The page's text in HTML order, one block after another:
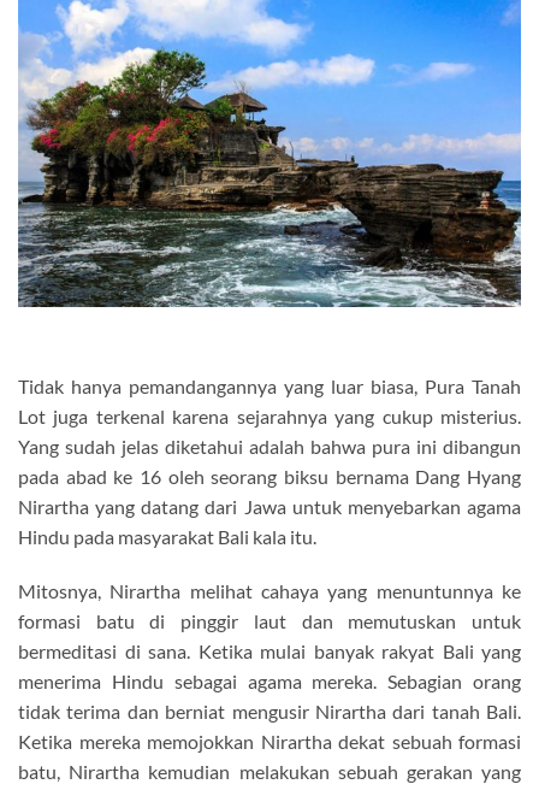
Tidak hanya pemandangannya yang luar biasa, Pura Tanah
Lot juga terkenal karena sejarahnya yang cukup misterius.
Yang sudah jelas diketahui adalah bahwa pura ini dibangun
pada abad ke 16 oleh seorang biksu bernama Dang Hyang
Nirartha yang datang dari Jawa untuk menyebarkan agama
Hindu pada masyarakat Bali kala itu.
Mitosnya, Nirartha melihat cahaya yang menuntunnya ke
formasi batu di pinggir laut dan memutuskan untuk
bermeditasi di sana. Ketika mulai banyak rakyat Bali yang
menerima Hindu sebagai agama mereka. Sebagian orang
tidak terima dan berniat mengusir Nirartha dari tanah Bali.
Ketika mereka memojokkan Nirartha dekat sebuah formasi
batu, Nirartha kemudian melakukan sebuah gerakan yang